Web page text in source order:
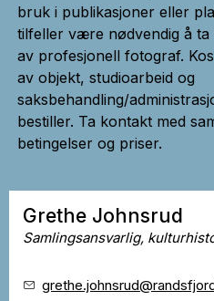
bruk i publikasjoner eller
tilfeller være nødvendig å ta
av profesjonell fotograf.
av objekt, studioarbeid og
saksbehandling/
bestiller. Ta kontakt med
betingelser og priser.
Grethe Johnsrud
Samlingsansvarlig,
grethe.johnsrud